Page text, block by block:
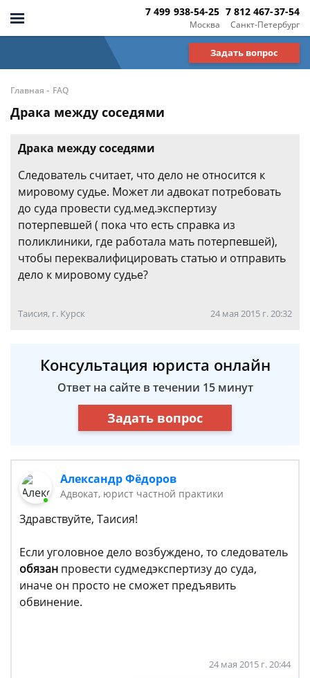
Москва
7 499 938-54-25
Санкт-Петербург
7 812 467-37-54
Задать вопрос
Главная - FAQ
Драка между соседями
Драка между соседями
Следователь считает, что дело не относится к
мировому судье. Может ли адвокат потребовать
до суда провести суд.мед.экспертизу
потерпевшей ( пока что есть справка из
поликлиники, где работала мать потерпевшей),
чтобы переквалифицировать статью и отправить
дело к мировому судье?
Таисия, г. Курск 24 мая 2015 г. 20:32
Консультация юриста онлайн
Ответ на сайте в течении 15 минут
Задать вопрос
Александр Фёдоров
Адвокат, юрист частной практики
Здравствуйте, Таисия!
Если уголовное дело возбуждено, то следователь
обязан провести судмедэкспертизу до суда,
иначе он просто не сможет предъявить
обвинение.
24 мая 2015 г. 20:44